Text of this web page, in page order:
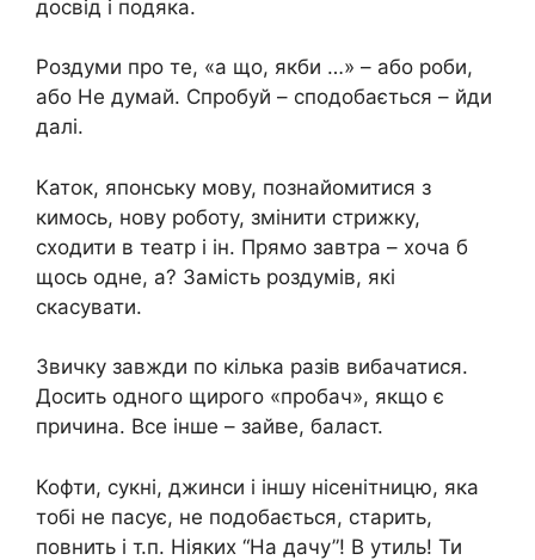
досвід і подяка.
Роздуми про те, «а що, якби …» – або роби,
або Не думай. Спробуй – сподобається – йди
далі.
Каток, японську мову, познайомитися з
кимось, нову роботу, змінити стрижку,
сходити в театр і ін. Прямо завтра – хоча б
щось одне, а? Замість роздумів, які
скасувати.
Звичку завжди по кілька разів вибачатися.
Досить одного щирого «пробач», якщо є
причина. Все інше – зайве, баласт.
Кофти, сукні, джинси і іншу нісенітницю, яка
тобі не пасує, не подобається, старить,
повнить і т.п. Ніяких “На дачу”! В утиль! Ти